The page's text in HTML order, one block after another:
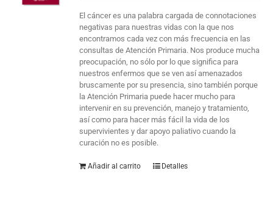
El cáncer es una palabra cargada de connotaciones
negativas para nuestras vidas con la que nos
encontramos cada vez con más frecuencia en las
consultas de Atención Primaria. Nos produce mucha
preocupación, no sólo por lo que significa para
nuestros enfermos que se ven así amenazados
bruscamente por su presencia, sino también porque
la Atención Primaria puede hacer mucho para
intervenir en su prevención, manejo y tratamiento,
así como para hacer más fácil la vida de los
supervivientes y dar apoyo paliativo cuando la
curación no es posible.
Añadir al carrito Detalles